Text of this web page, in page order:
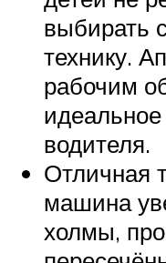
выбирать
технику.
рабочим
водителя.
Отличная
машина
холмы,